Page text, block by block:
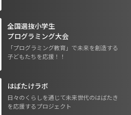
全国選抜小学生
プログラミング大会
「プログラミング教育」で未来を創造する
子どもたちを応援！！
はばたけラボ
日々のくらしを通じて未来世代のはばたき
を応援するプロジェクト